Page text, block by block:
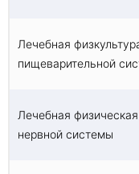
Лечебная
пищеварительной
Лечебная
нервной системы